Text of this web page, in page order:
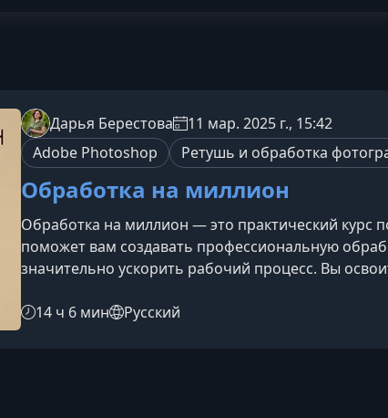
Дарья Берестова
11 мар. 2025 г., 15:42
Adobe Photoshop
Ретушь и обработка
Обработка на миллион
Обработка на миллион — это практический курс
поможет вам создавать профессиональную
значительно ускорить рабочий процесс. Вы
цветокоррекции и художественного
задачи и работать с фото уверенно и
14 ч 6 мин Русский